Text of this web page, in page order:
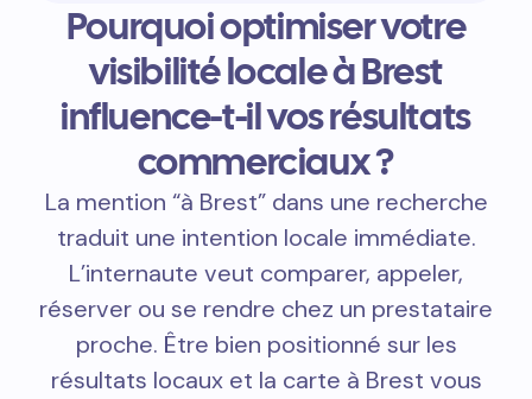
Pourquoi optimiser votre
visibilité locale à Brest
influence-t-il vos résultats
commerciaux ?
La mention “à Brest” dans une recherche
traduit une intention locale immédiate.
L’internaute veut comparer, appeler,
réserver ou se rendre chez un prestataire
proche. Être bien positionné sur les
résultats locaux et la carte à Brest vous